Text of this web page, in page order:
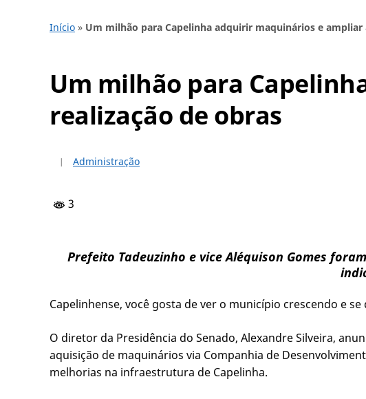
Início » Um milhão para Capelinha adquirir maquinários e ampliar
Um milhão para
realização de obras
Administração
3
Prefeito Tadeuzinho e vice Aléquison Gomes
Capelinhense, você gosta de ver o município crescendo e
O diretor da Presidência do Senado, Alexandre Silveira,
aquisição de maquinários via Companhia de
melhorias na infraestrutura de Capelinha.